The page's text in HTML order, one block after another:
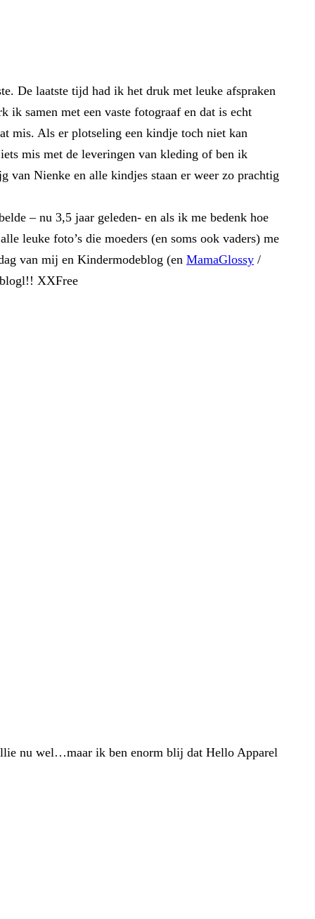
De laatste tijd had ik het druk met leuke afspraken
ik samen met een vaste fotograaf en dat is echt
mis. Als er plotseling een kindje toch niet kan
mis met de leveringen van kleding of ben ik
van Nienke en alle kindjes staan er weer zo prachtig
– nu 3,5 jaar geleden- en als ik me bedenk hoe
leuke foto’s die moeders (en soms ook vaders) me
van mij en Kindermodeblog (en MamaGlossy /
XXFree
nu wel…maar ik ben enorm blij dat Hello Apparel